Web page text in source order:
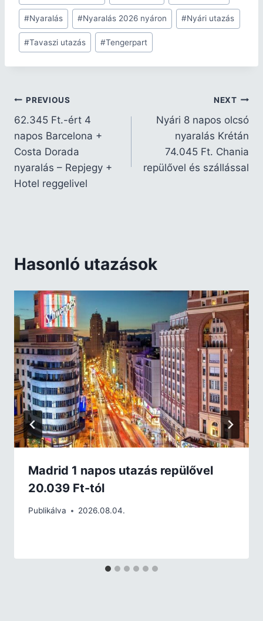
#Nyaralás #Nyaralás 2026 nyáron #Nyári utazás
#Tavaszi utazás #Tengerpart
PREVIOUS
62.345 Ft.-ért 4
napos Barcelona +
Costa Dorada
nyaralás – Repjegy +
Hotel reggelivel
NEXT
Nyári 8 napos olcsó
nyaralás Krétán
74.045 Ft. Chania
repülővel és szállással
Hasonló utazások
Madrid 1 napos utazás repülővel
20.039 Ft-tól
Publikálva 2026.08.04.